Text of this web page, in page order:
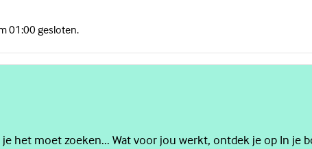
01:00 gesloten.
het moet zoeken... Wat voor jou werkt, ontdek je op In je